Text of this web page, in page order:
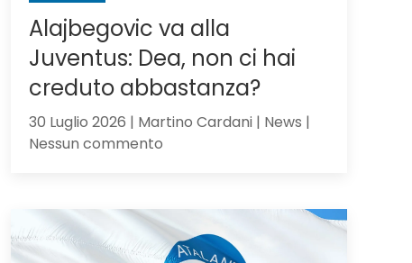
Alajbegovic va alla
Juventus: Dea, non ci hai
creduto abbastanza?
30 Luglio 2026 | Martino Cardani | News |
Nessun commentosu
alla
Juventus:
Dea,